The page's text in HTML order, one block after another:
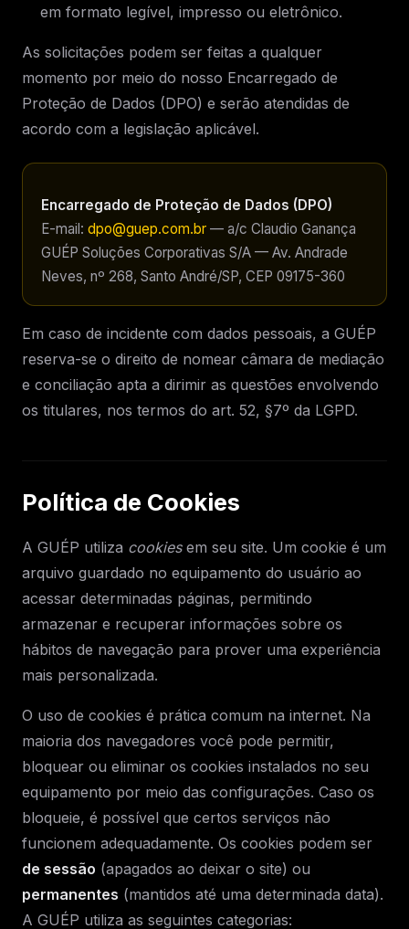
em formato legível, impresso ou eletrônico.
As solicitações podem ser feitas a qualquer
momento por meio do nosso Encarregado de
Proteção de Dados (DPO) e serão atendidas de
acordo com a legislação aplicável.
Encarregado de Proteção de Dados (DPO)
E-mail: dpo@guep.com.br — a/c Claudio Ganança
GUÉP Soluções Corporativas S/A — Av. Andrade
Neves, nº 268, Santo André/SP, CEP 09175-360
Em caso de incidente com dados pessoais, a GUÉP
reserva-se o direito de nomear câmara de mediação
e conciliação apta a dirimir as questões envolvendo
os titulares, nos termos do art. 52, §7º da LGPD.
Política de Cookies
A GUÉP utiliza cookiesem seu site. Um cookie é um
arquivo guardado no equipamento do usuário ao
acessar determinadas páginas, permitindo
armazenar e recuperar informações sobre os
hábitos de navegação para prover uma experiência
mais personalizada.
O uso de cookies é prática comum na internet. Na
maioria dos navegadores você pode permitir,
bloquear ou eliminar os cookies instalados no seu
equipamento por meio das configurações. Caso os
bloqueie, é possível que certos serviços não
funcionem adequadamente. Os cookies podem ser
de sessão (apagados ao deixar o site) ou
permanentes (mantidos até uma determinada data).
A GUÉP utiliza as seguintes categorias: